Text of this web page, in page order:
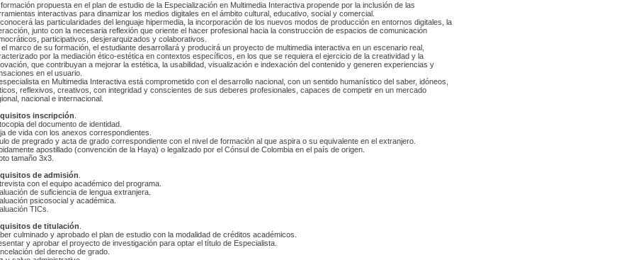
formación propuesta en el plan de estudio de la Especialización en Multimedia Interactiva propende por la inclusión de las
interactivas para dinamizar los medios digitales en el ámbito cultural, educativo, social y comercial.
las particularidades del lenguaje hipermedia, la incorporación de los nuevos modos de producción en entornos digitales, la
junto con la necesaria reflexión que oriente el hacer profesional hacia la construcción de espacios de comunicación
participativos, desjerarquizados y colaborativos.
el marco de su formación, el estudiante desarrollará y producirá un proyecto de multimedia interactiva en un escenario real,
por la mediación ético-estética en contextos específicos, en los que se requiera el ejercicio de la creatividad y la
que contribuyan a mejorar la estética, la usabilidad, visualización e indexación del contenido y generen experiencias y
en el usuario.
en Multimedia Interactiva está comprometido con el desarrollo nacional, con un sentido humanístico del saber, idóneos,
reflexivos, creativos, con integridad y conscientes de sus deberes profesionales, capaces de competir en un mercado
nacional e internacional.
inscripción
del documento de identidad.
de vida con los anexos correspondientes.
de pregrado y acta de grado correspondiente con el nivel de formación al que aspira o su equivalente en el extranjero.
apostillado (convención de la Haya) o legalizado por el Cónsul de Colombia en el país de origen.
tamaño 3x3.
de admisión
con el equipo académico del programa.
de suficiencia de lengua extranjera.
psicosocial y académica.
TICs.
de titulación
culminado y aprobado el plan de estudio con la modalidad de créditos académicos.
y aprobar el proyecto de investigación para optar el título de Especialista.
del derecho de grado.